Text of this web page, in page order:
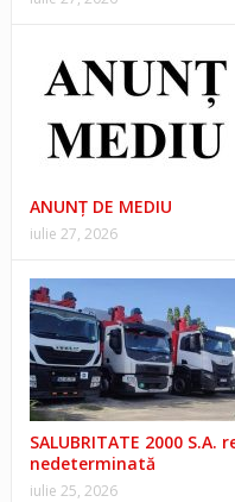
ANUNŢ DE MEDIU
iulie 27, 2026
SALUBRITATE 2000
nedeterminată
iulie 25, 2026